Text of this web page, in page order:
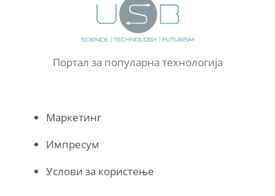
Портал за популарна технологија
Маркетинг
Импресум
Услови за користење